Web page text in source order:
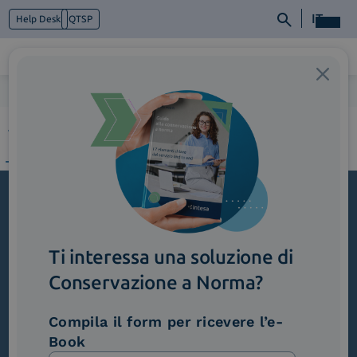
Help Desk QTSP IT
Cosa facciamo
2_RealEstate&Automotive
Iscriviti alla newsletter
Novità, iniziative ed eventi dal mondo della
trasformazione digitale.
Ti interessa una soluzione di
Conservazione a Norma?
Compila il form per ricevere l’e-
Book